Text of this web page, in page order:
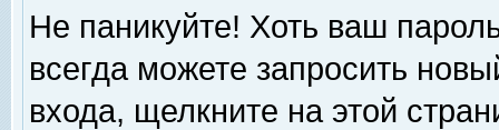
Не паникуйте! Хоть ваш
всегда можете запросить
входа, щелкните на этой